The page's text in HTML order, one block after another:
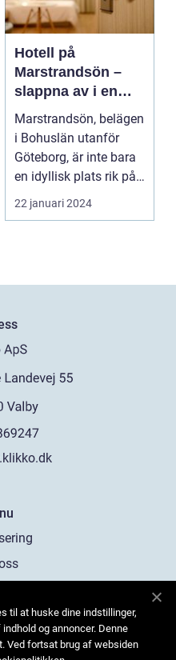
Hotell på
Marstrandsön –
slappna av i en
oas vid havet
Marstrandsön, belägen
i Bohuslän utanför
Göteborg, är inte bara
en idyllisk plats rik på
historia oc...
22 januari 2024
oss
til at huske dine indstillinger,
og annoncer. Denne
Ved fortsat brug af websiden